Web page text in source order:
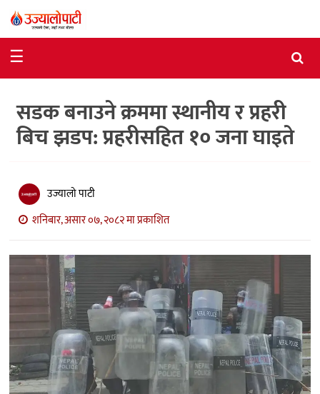
राजनीति
विशेष
आर्थिक
अन्तर्वार्ता
मनोरञ्जन
विज्ञान
प्रविधि
खेलकुद
अन्य
☰
सडक बनाउने क्रममा स्थानीय र प्रहरी
बिच झडप: प्रहरीसहित १० जना घाइते
उज्यालो पाटी
शनिबार, असार ०७, २०८२ मा प्रकाशित